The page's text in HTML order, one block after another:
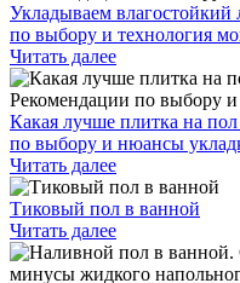
Укладываем
по выбору и технология
Читать далее
Какая лучше плитка на
по выбору и нюансы
Читать далее
Тиковый пол в ванной
Читать далее